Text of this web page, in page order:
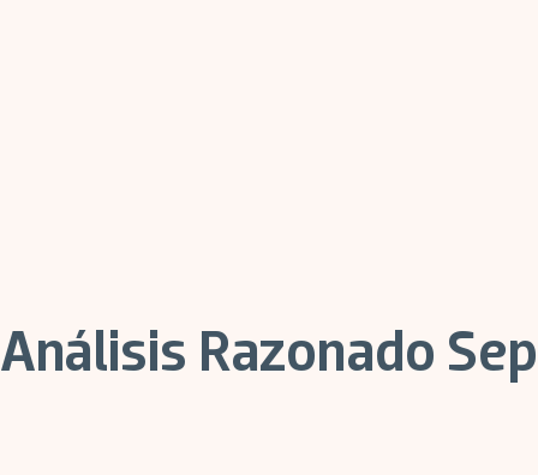
Análisis Razonado